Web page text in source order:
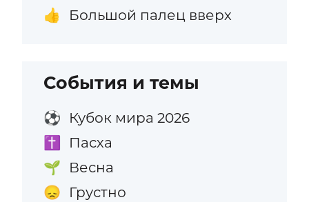
👍 Большой палец вверх
События и темы
⚽ Кубок мира 2026
✝️ Пасха
🌱 Весна
😞 Грустно